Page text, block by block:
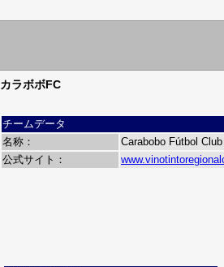
カラボボFC
チームデータ
名称：
Carabobo Fútbol Club
公式サイト：